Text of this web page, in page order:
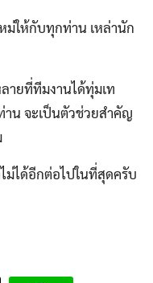
ม่ให้กับทุกท่าน เหล่านัก
ายที่ทีมงานได้ทุ่มเท
น จะเป็นตัวช่วยสำคัญ
ไม่ได้อีกต่อไปในที่สุดครับ